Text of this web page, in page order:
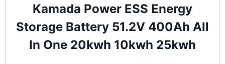
Kamada Power ESS Energy
Storage Battery 51.2V 400Ah All
In One 20kwh 10kwh 25kwh